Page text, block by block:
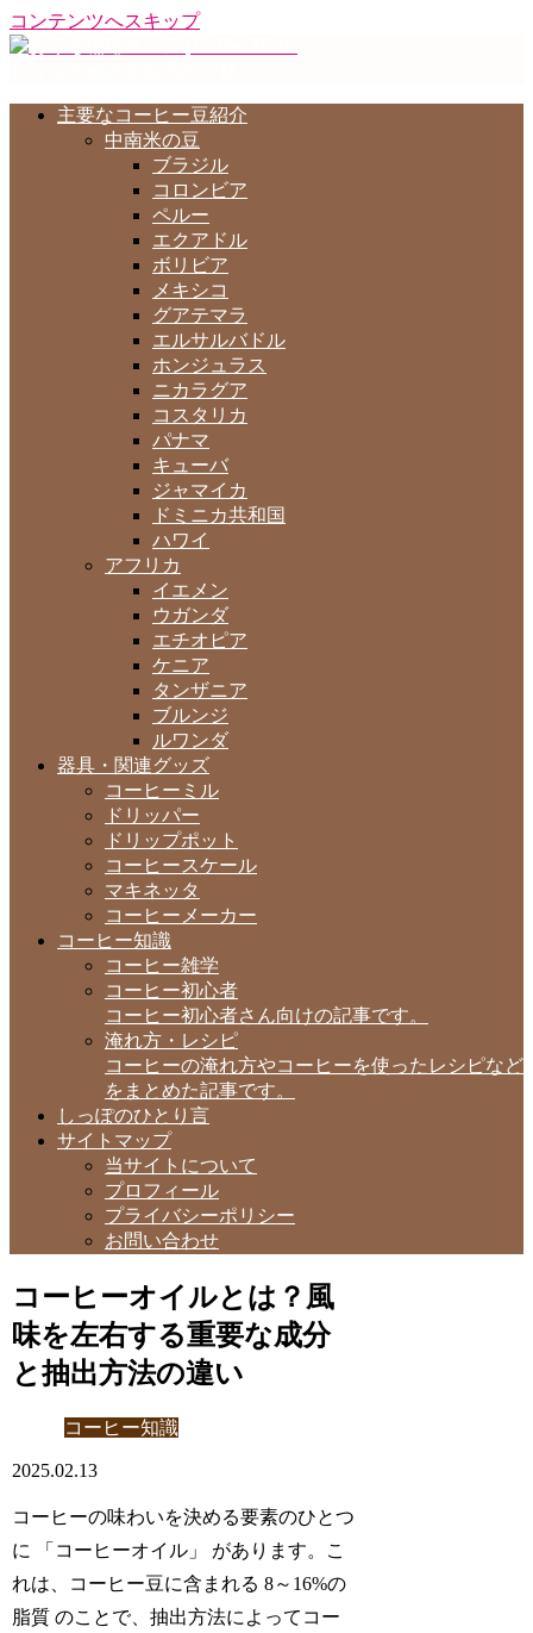
コンテンツへスキップ
主要なコーヒー豆紹介
中南米の豆
ブラジル
コロンビア
ペルー
エクアドル
ボリビア
メキシコ
グアテマラ
エルサルバドル
ホンジュラス
ニカラグア
コスタリカ
パナマ
キューバ
ジャマイカ
ドミニカ共和国
ハワイ
アフリカ
イエメン
ウガンダ
エチオピア
ケニア
タンザニア
ブルンジ
ルワンダ
器具・関連グッズ
コーヒーミル
ドリッパー
ドリップポット
コーヒースケール
マキネッタ
コーヒーメーカー
コーヒー知識
コーヒー雑学
コーヒー初心者
コーヒー初心者さん向けの記事です。
淹れ方・レシピ
コーヒーの淹れ方やコーヒーを使ったレシピなど
をまとめた記事です。
しっぽのひとり言
サイトマップ
当サイトについて
プロフィール
プライバシーポリシー
お問い合わせ
コーヒーオイルとは？風
味を左右する重要な成分
と抽出方法の違い
コーヒー知識
2025.02.13
コーヒーの味わいを決める要素のひとつ
に 「コーヒーオイル」 があります。こ
れは、コーヒー豆に含まれる 8～16%の
脂質 のことで、抽出方法によってコー